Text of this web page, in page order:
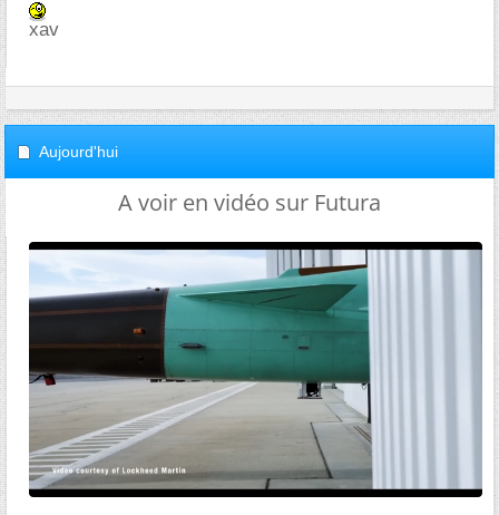
xav
Aujourd'hui
A voir en vidéo sur Futura